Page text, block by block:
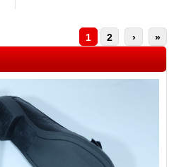
1 2 › »